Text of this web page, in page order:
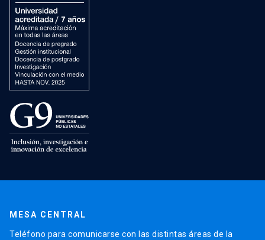
MESA CENTRAL
Teléfono para comunicarse con las distintas áreas de la